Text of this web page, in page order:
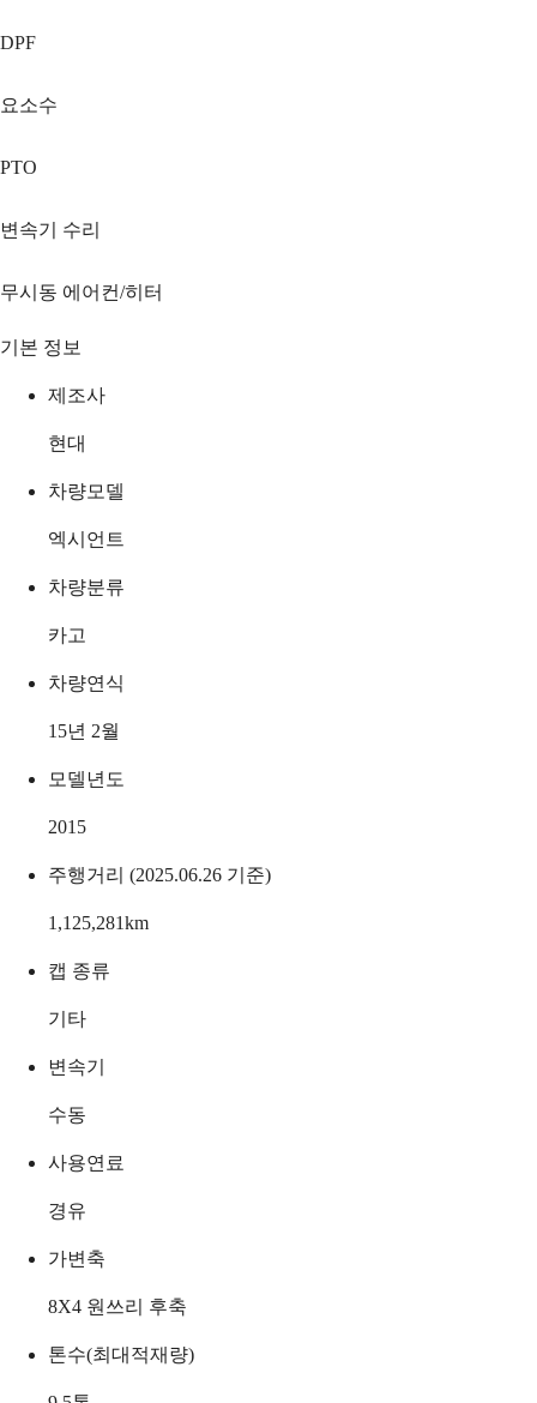
DPF
요소수
PTO
변속기 수리
무시동 에어컨/히터
기본 정보
제조사
현대
차량모델
엑시언트
차량분류
카고
차량연식
15년 2월
모델년도
2015
주행거리 (2025.06.26 기준)
1,125,281km
캡 종류
기타
변속기
수동
사용연료
경유
가변축
8X4 원쓰리 후축
톤수(최대적재량)